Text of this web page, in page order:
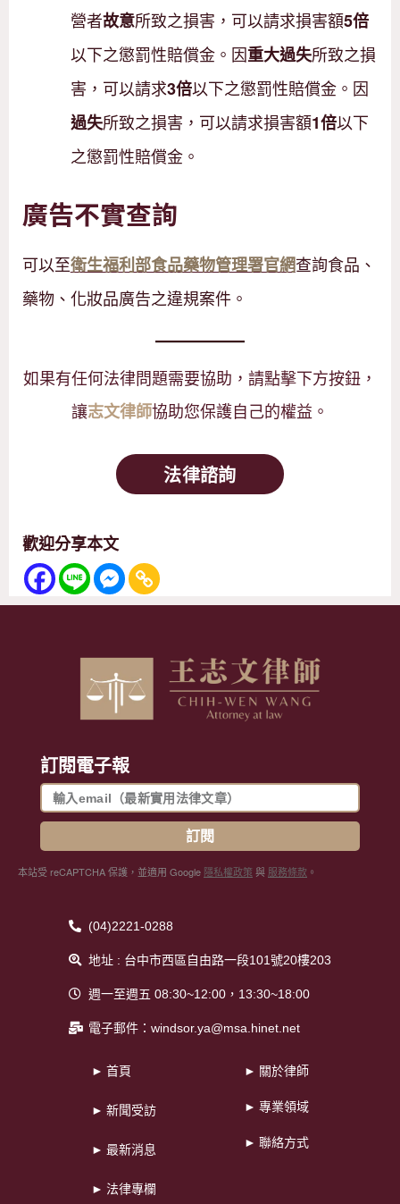
營者故意所致之損害，可以請求損害額5倍
以下之懲罰性賠償金。因重大過失所致之損
害，可以請求3倍以下之懲罰性賠償金。因
過失所致之損害，可以請求損害額1倍以下
之懲罰性賠償金。
廣告不實查詢
可以至衛生福利部食品藥物管理署官網查詢食品、
藥物、化妝品廣告之違規案件。
如果有任何法律問題需要協助，請點擊下方按鈕，
讓志文律師協助您保護自己的權益。
法律諮詢
歡迎分享本文
訂閱電子報
訂閱
本站受 reCAPTCHA 保護，並適用 Google 隱私權政策與 服務條款 。
(04)2221-0288
地址 : 台中市西區自由路一段101號20樓203
週一至週五 08:30~12:00，13:30~18:00
電子郵件：windsor.ya@msa.hinet.net
► 首頁
► 新聞受訪
► 最新消息
► 法律專欄
► 關於律師
► 專業領域
► 聯絡方式